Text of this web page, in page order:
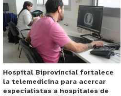
Hospital Biprovincial fortalece
la telemedicina para acercar
especialistas a hospitales de